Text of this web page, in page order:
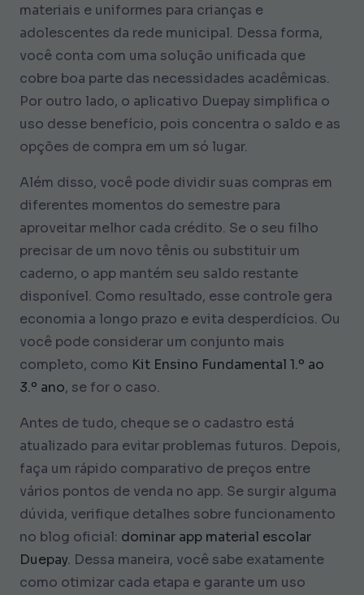
materiais e uniformes para crianças e
adolescentes da rede municipal. Dessa forma,
você conta com uma solução unificada que
cobre boa parte das necessidades acadêmicas.
Por outro lado, o aplicativo Duepay simplifica o
uso desse benefício, pois concentra o saldo e as
opções de compra em um só lugar.
Além disso, você pode dividir suas compras em
diferentes momentos do semestre para
aproveitar melhor cada crédito. Se o seu filho
precisar de um novo tênis ou substituir um
caderno, o app mantém seu saldo restante
disponível. Como resultado, esse controle gera
economia a longo prazo e evita desperdícios. Ou
você pode considerar um conjunto mais
completo, como Kit Ensino Fundamental 1.º ao
3.º ano, se for o caso.
Antes de tudo, cheque se o cadastro está
atualizado para evitar problemas futuros. Depois,
faça um rápido comparativo de preços entre
vários pontos de venda no app. Se surgir alguma
dúvida, verifique detalhes sobre funcionamento
no blog oficial: dominar app material escolar
Duepay. Dessa maneira, você sabe exatamente
como otimizar cada etapa e garante um uso